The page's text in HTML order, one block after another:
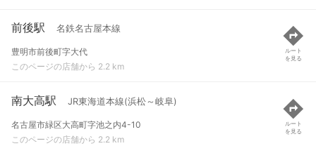
前後駅 名鉄名古屋本線
豊明市前後町字大代
このページの店舗から 2.2 km
ルート
を見る
南大高駅 JR東海道本線(浜松～岐阜)
名古屋市緑区大高町字池之内4-10
このページの店舗から 2.2 km
ルート
を見る